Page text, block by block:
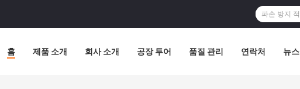
홈 제품 소개 회사 소개 공장 투어 품질 관리 연락처 뉴스